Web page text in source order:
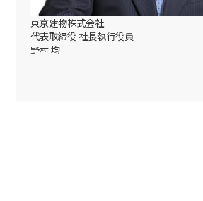
東京建物株式会社
代表取締役 社長執行役員
野村 均